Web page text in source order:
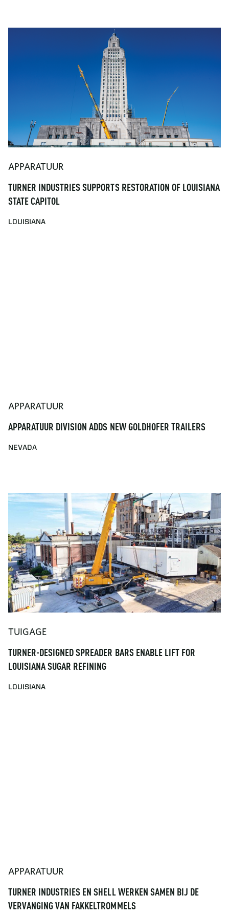
APPARATUUR
TURNER INDUSTRIES SUPPORTS RESTORATION OF LOUISIANA
STATE CAPITOL
LOUISIANA
APPARATUUR
APPARATUUR DIVISION ADDS NEW GOLDHOFER TRAILERS
NEVADA
TUIGAGE
TURNER-DESIGNED SPREADER BARS ENABLE LIFT FOR
LOUISIANA SUGAR REFINING
LOUISIANA
APPARATUUR
TURNER INDUSTRIES EN SHELL WERKEN SAMEN BIJ DE
VERVANGING VAN FAKKELTROMMELS